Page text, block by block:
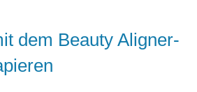
dem Beauty Aligner-